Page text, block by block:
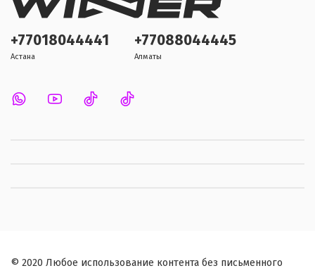
+77018044441
Астана
+77088044445
Алматы
© 2020 Любое использование контента без письменного